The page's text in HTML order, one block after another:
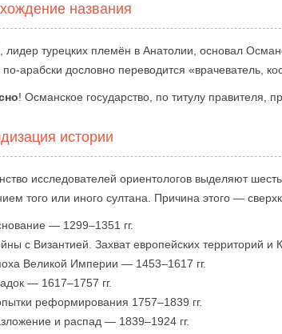
названия
лидер турецких племён в Анатолии, основал
по-арабски дословно переводится «врачеватель,
! Османское государство, по титулу правителя,
истории
исследователей ориентологов выделяют
того или иного султана. Причина этого —
— 1299–1351 гг.
с Византией. Захват европейских территорий и
Великой Империи — 1453–1617 гг.
— 1617–1757 гг.
реформирования 1757–1839 гг.
и распад — 1839–1924 гг.